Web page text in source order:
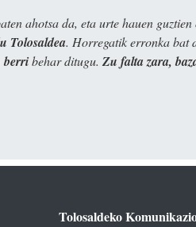
ahotsa da, eta urte hauen guztien
Tolosaldea. Horregatik erronka bat
berribehar ditugu. Zu falta zara,
Tolosaldeko